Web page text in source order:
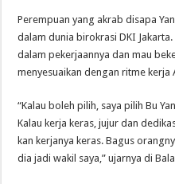
Perempuan yang akrab disapa
dalam dunia birokrasi DKI
dalam pekerjaannya dan mau
menyesuaikan dengan ritme kerja
“Kalau boleh pilih, saya pilih Bu
Kalau kerja keras, jujur dan
kan kerjanya keras. Bagus
dia jadi wakil saya,” ujarnya di